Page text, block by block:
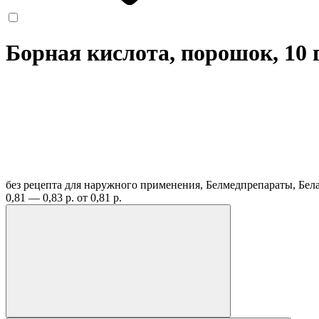
Борная кислота, порошок, 10
без рецепта для наружного применения, Белмедпрепараты,
0,81 — 0,83 р. от 0,81 р.